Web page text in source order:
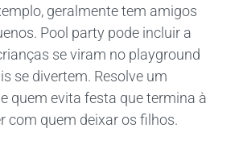
geralmente tem amigos
Pool party pode incluir a
se viram no playground
se divertem. Resolve um
quem evita festa que termina à
com quem deixar os filhos.